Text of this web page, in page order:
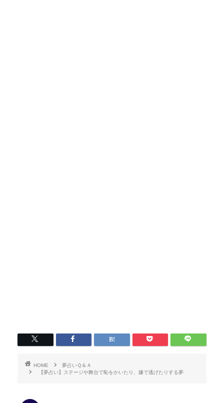
HOME
夢占いＱ＆Ａ
【夢占い】ステージや舞台で恥をかいたり、嫌で逃げたりする夢